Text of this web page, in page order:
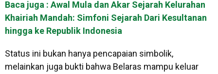
Baca juga : Awal Mula dan Akar Sejarah Kelurahan
Khairiah Mandah: Simfoni Sejarah Dari Kesultanan
hingga ke Republik Indonesia
Status ini bukan hanya pencapaian simbolik,
melainkan juga bukti bahwa Belaras mampu keluar